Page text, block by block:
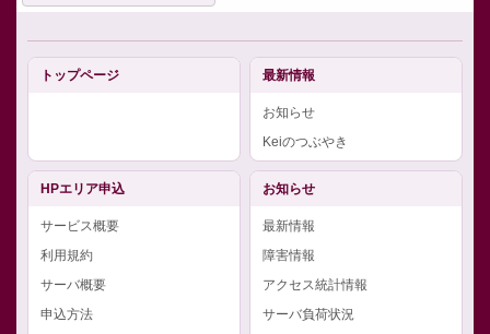
トップページ 最新情報
お知らせ
Keiのつぶやき
HPエリア申込
サービス概要
利用規約
サーバ概要
申込方法
お知らせ
最新情報
障害情報
アクセス統計情報
サーバ負荷状況